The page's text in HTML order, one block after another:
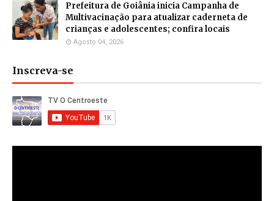
Prefeitura de Goiânia inicia Campanha de
Multivacinação para atualizar caderneta de
crianças e adolescentes; confira locais
Agosto 04, 2026
Inscreva-se